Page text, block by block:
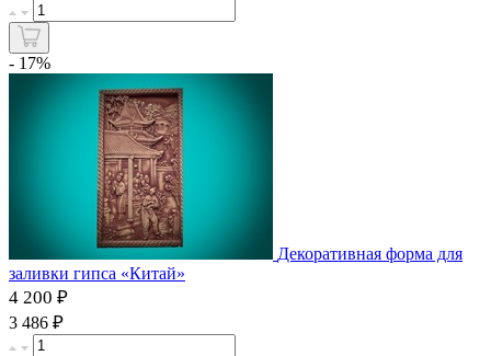
- 17%
Декоративная форма для
заливки гипса «Китай»
4 200 ₽
3 486 ₽